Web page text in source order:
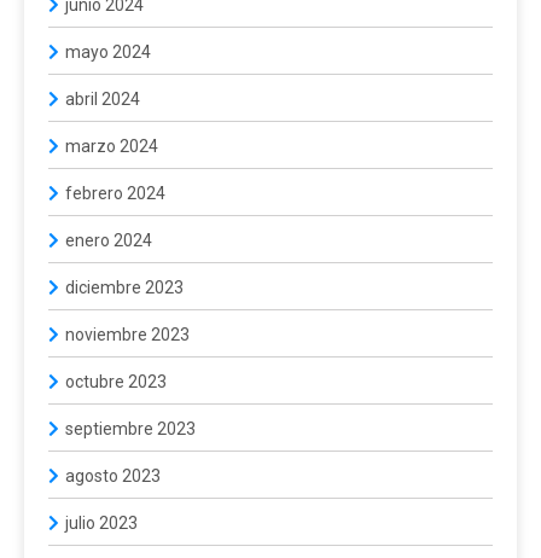
junio 2024
mayo 2024
abril 2024
marzo 2024
febrero 2024
enero 2024
diciembre 2023
noviembre 2023
octubre 2023
septiembre 2023
agosto 2023
julio 2023